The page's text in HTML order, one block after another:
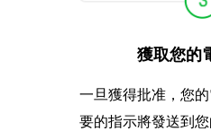
獲取您的
一旦獲得批准，您
要的指示將發送到